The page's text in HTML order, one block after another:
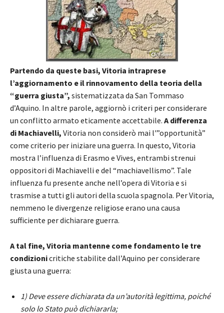
Partendo da queste basi, Vitoria intraprese
l’aggiornamento e il rinnovamento della teoria della
“guerra giusta”, sistematizzata da San Tommaso
d’Aquino. In altre parole, aggiornò i criteri per considerare
un conflitto armato eticamente accettabile. A differenza
di Machiavelli, Vitoria non considerò mai l'”opportunità”
come criterio per iniziare una guerra. In questo, Vitoria
mostra l’influenza di Erasmo e Vives, entrambi strenui
oppositori di Machiavelli e del “machiavellismo”. Tale
influenza fu presente anche nell’opera di Vitoria e si
trasmise a tutti gli autori della scuola spagnola. Per Vitoria,
nemmeno le divergenze religiose erano una causa
sufficiente per dichiarare guerra.
A tal fine, Vitoria mantenne come fondamento le tre
condizionicritiche stabilite dall’Aquino per considerare
giusta una guerra:
1) Deve essere dichiarata da un’autorità legittima, poiché
solo lo Stato può dichiararla;